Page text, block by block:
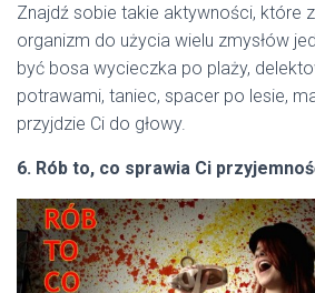
Znajdź sobie takie aktywności, które
organizm do użycia wielu zmysłów
być bosa wycieczka po plaży,
potrawami, taniec, spacer po lesie,
przyjdzie Ci do głowy.
6. Rób to, co sprawia Ci